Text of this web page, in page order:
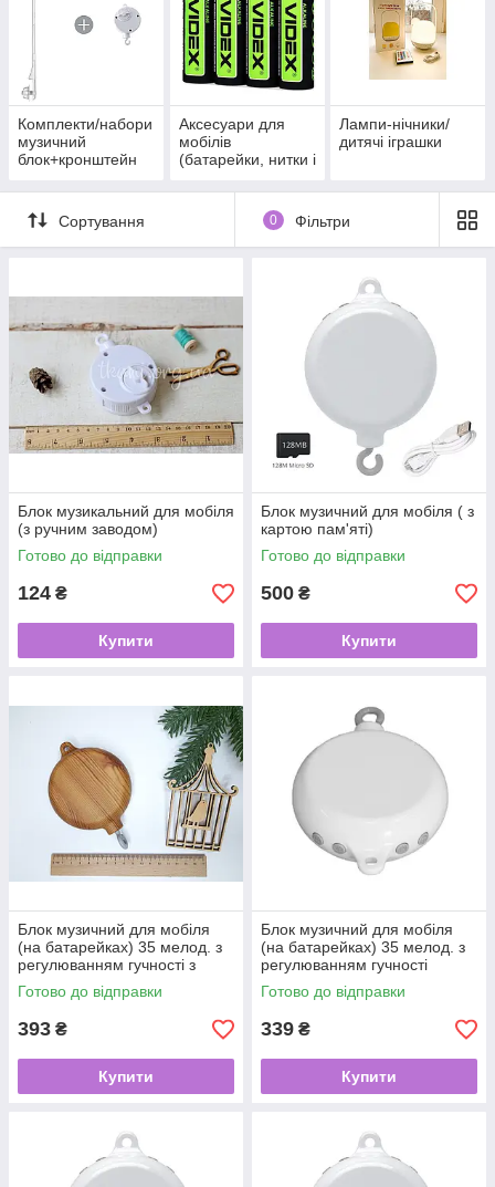
Комплекти/набори
музичний
блок+кронштейн
Аксесуари для
мобілів
(батарейки, нитки і
Лампи-нічники/
дитячі іграшки
Сортування 0 Фільтри
Блок музикальний для мобіля
(з ручним заводом)
Готово до відправки
124 ₴
Купити
Блок музичний для мобіля ( з
картою пам'яті)
Готово до відправки
500 ₴
Купити
Блок музичний для мобіля
(на батарейках) 35 мелод. з
регулюванням гучності з
принтом "під дерево"
Готово до відправки
393 ₴
Купити
Блок музичний для мобіля
(на батарейках) 35 мелод. з
регулюванням гучності
Готово до відправки
339 ₴
Купити